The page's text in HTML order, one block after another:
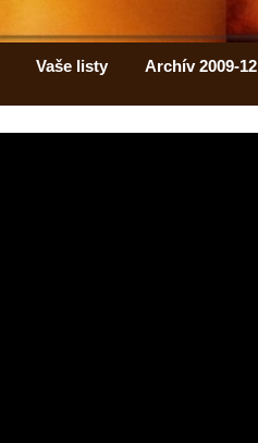
Vaše listy Archív 2009-12